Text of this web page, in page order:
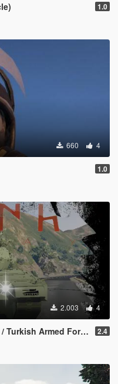
1.0
660 4
1.0
2.003 4
Forces Altay Tank 2.4